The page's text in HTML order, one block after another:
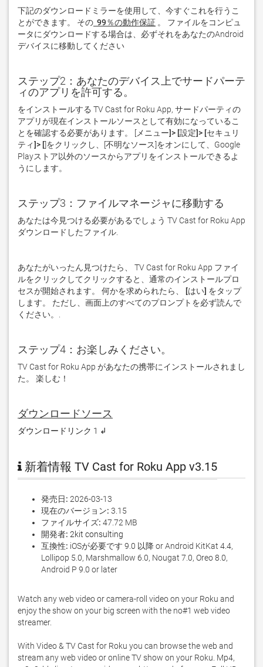
下記のダウンロードミラーを使用して、今すぐこれを行うこ
とができます。 その 99％の動作保証 。 ファイルをコンピュ
ータにダウンロードする場合は、必ずそれをあなたのAndroid
デバイスに移動してください
ステップ2：あなたのデバイス上でサードパーテ
ィのアプリを許可する。
をインストールする TV Cast for Roku App, サードパーティの
アプリが現在インストールソースとして有効になっているこ
とを確認する必要があります。 [メニュー]> [設定]> [セキュリ
ティ]> []をクリックし、[不明なソース]をオンにして、Google
Playストア以外のソースからアプリをインストールできるよ
うにします。
ステップ3：ファイルマネージャに移動する
あなたは今見つける必要があるでしょう TV Cast for Roku App
ダウンロードしたファイル.
あなたがいったん見つけたら、 TV Cast for Roku App ファイ
ルをクリックしてクリックすると、通常のインストールプロ
セスが開始されます。 何かを求められたら、
[はい] をタップ
します。 ただし、画面上のすべてのプロンプトを必ず読んで
ください。.
ステップ4：お楽しみください。
TV Cast for Roku App があなたの携帯にインストールされまし
た。 楽しむ！
ダウンロードソース
ダウンロードリンク 1 ↲
新着情報 TV Cast for Roku App v3.15
発売日: 2026-03-13
現在のバージョン: 3.15
ファイルサイズ: 47.72 MB
開発者: 2kit consulting
互換性: iOSが必要です 9.0 以降 or Android KitKat 4.4,
Lollipop 5.0, Marshmallow 6.0, Nougat 7.0, Oreo 8.0,
Android P 9.0 or later
Watch any web video or camera-roll video on your Roku and
enjoy the show on your big screen with the no#1 web video
streamer.
With Video & TV Cast for Roku you can browse the web and
stream any web video or online TV show on your Roku. Mp4,